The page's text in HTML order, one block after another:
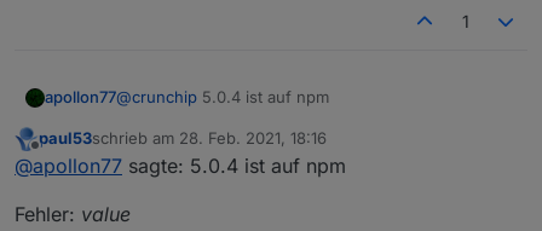
1
apollon77@crunchip 5.0.4 ist auf npm
Offline
paul53schrieb am 28. Feb. 2021, 18:16
zuletzt editiert von
@apollon77 sagte: 5.0.4 ist auf npm
Fehler: value